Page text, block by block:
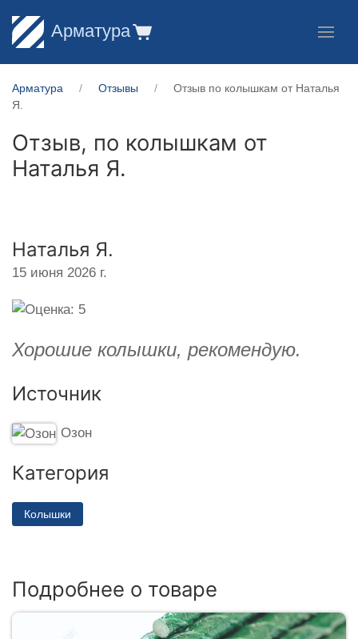
Арматура
Арматура Отзывы
Отзыв по колышкам от Наталья
Я.
Отзыв, по колышкам от
Наталья Я.
Наталья Я.
15 июня 2026 г.
Хорошие колышки, рекомендую.
Источник
Озон
Категория
Колышки
Подробнее о товаре